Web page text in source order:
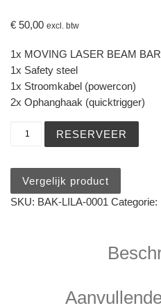
€ 50,00 excl. btw
1x MOVING LASER BEAM BAR
1x Safety steel
1x Stroomkabel (powercon)
2x Ophanghaak (quicktrigger)
RESERVEER
Vergelijk product
SKU: BAK-LILA-0001 Categorie: